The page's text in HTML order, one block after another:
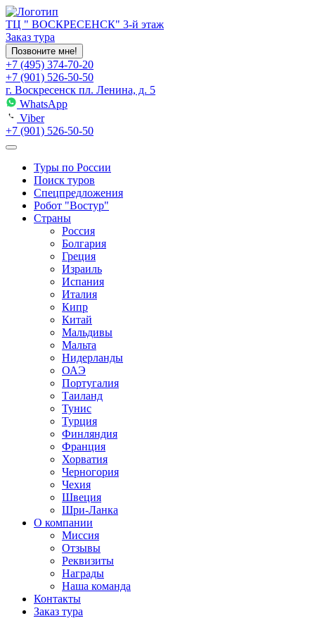
ТЦ " ВОСКРЕСЕНСК" 3-й этаж
Заказ тура
Позвоните мне!
+7 (495) 374-70-20
+7 (901) 526-50-50
г. Воскресенск пл. Ленина, д. 5
WhatsApp
Viber
+7 (901) 526-50-50
Туры по России
Поиск туров
Спецпредложения
Робот "Востур"
Страны
Россия
Болгария
Греция
Израиль
Испания
Италия
Кипр
Китай
Мальдивы
Мальта
Нидерланды
ОАЭ
Португалия
Таиланд
Тунис
Турция
Финляндия
Франция
Хорватия
Черногория
Чехия
Швеция
Шри-Ланка
О компании
Миссия
Отзывы
Реквизиты
Награды
Наша команда
Контакты
Заказ тура